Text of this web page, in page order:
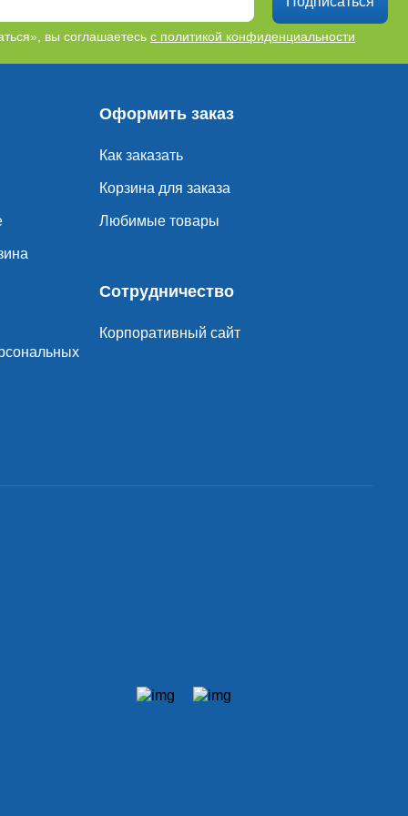
вы соглашаетесь с политикой конфиденциальности
Оформить заказ
Как заказать
Корзина для заказа
Любимые товары
Сотрудничество
Корпоративный сайт